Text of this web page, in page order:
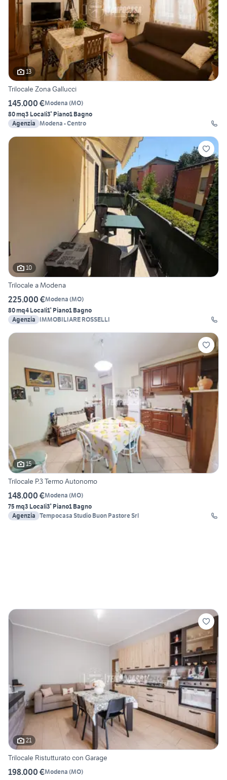
13
Trilocale Zona Gallucci
145.000 €Modena (MO)
80 mq3 Locali3° Piano1 Bagno
Agenzia Modena - Centro
10
Trilocale a Modena
225.000 €Modena (MO)
80 mq4 Locali1° Piano1 Bagno
Agenzia
IMMOBILIARE ROSSELLI
15
Trilocale P.3 Termo Autonomo
148.000 €Modena (MO)
75 mq3 Locali3° Piano1 Bagno
Agenzia Tempocasa Studio Buon Pastore Srl
21
Trilocale Ristutturato con Garage
198.000 €Modena (MO)